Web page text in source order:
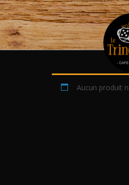
Skip
to
content
Aucun produit